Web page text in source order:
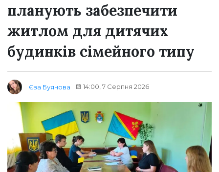
планують забезпечити
житлом для дитячих
будинків сімейного типу
Єва Буянова 14:00, 7 Серпня 2026